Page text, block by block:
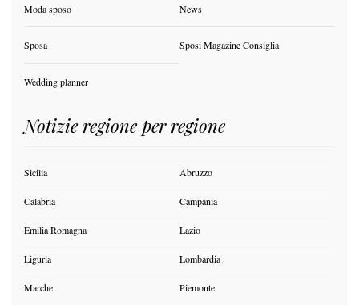
Moda sposo News
Sposa Sposi Magazine Consiglia
Wedding planner
Notizie regione per regione
Sicilia Abruzzo
Calabria Campania
Emilia Romagna Lazio
Liguria Lombardia
Marche Piemonte